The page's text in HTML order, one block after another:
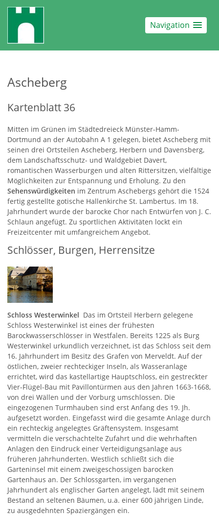
Navigation
Ascheberg
Kartenblatt 36
Mitten im Grünen im Städtedreieck Münster-Hamm-
Dortmund an der Autobahn A 1 gelegen, bietet Ascheberg mit
seinen drei Ortsteilen Ascheberg, Herbern und Davensberg,
dem Landschaftsschutz- und Waldgebiet Davert,
romantischen Wasserburgen und alten Rittersitzen, vielfältige
Möglichkeiten zur Entspannung und Erholung. Zu den
Sehenswürdigkeiten im Zentrum Aschebergs gehört die 1524
fertig gestellte gotische Hallenkirche St. Lambertus. Im 18.
Jahrhundert wurde der barocke Chor nach Entwürfen von J. C.
Schlaun angefügt. Zu sportlichen Aktivitäten lockt ein
Freizeitcenter mit umfangreichem Angebot.
Schlösser, Burgen, Herrensitze
Schloss Westerwinkel Das im Ortsteil Herbern gelegene
Schloss Westerwinkel ist eines der frühesten
Barockwasserschlösser in Westfalen. Bereits 1225 als Burg
Westerwinkel urkundlich verzeichnet, ist das Schloss seit dem
16. Jahrhundert im Besitz des Grafen von Merveldt. Auf der
östlichen, zweier rechteckiger Inseln, als Wasseranlage
errichtet, wird das kastellartige Hauptschloss, ein gestreckter
Vier-Flügel-Bau mit Pavillontürmen aus den Jahren 1663-1668,
von drei Wällen und der Vorburg umschlossen. Die
eingezogenen Turmhauben sind erst Anfang des 19. Jh.
aufgesetzt worden. Eingefasst wird die gesamte Anlage durch
ein rechteckig angelegtes Gräftensystem. Insgesamt
vermitteln die verschachtelte Zufahrt und die wehrhaften
Anlagen den Eindruck einer Verteidigungsanlage aus
früheren Jahrhunderten. Westlich schließt sich die
Garteninsel mit einem zweigeschossigen barocken
Gartenhaus an. Der Schlossgarten, im vergangenen
Jahrhundert als englischer Garten angelegt, lädt mit seinem
Bestand an seltenen Bäumen, u.a. einer 600 jährigen Linde,
zu ausgedehnten Spaziergängen ein.